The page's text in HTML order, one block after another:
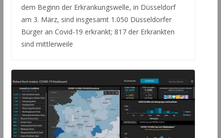
dem Beginn der Erkrankungswelle, in Düsseldorf
am 3. März, sind insgesamt 1.050 Düsseldorfer
Bürger an Covid-19 erkrankt; 817 der Erkrankten
sind mittlerweile